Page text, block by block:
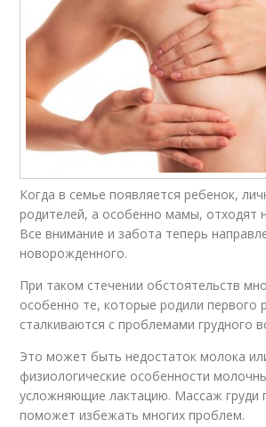
Когда в семье появляется ребенок,
родителей, а особенно мамы, отходят
Все внимание и забота теперь
новорожденного.
При таком стечении обстоятельств
особенно те, которые родили первого
сталкиваются с проблемами грудного
Это может быть недостаток молока
физиологические особенности
усложняющие лактацию. Массаж груди
поможет избежать многих проблем.